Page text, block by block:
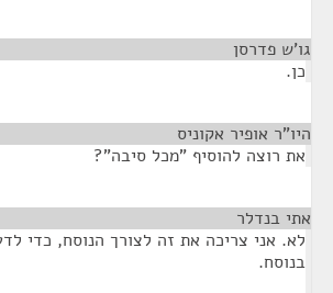
גו'ש פדרסן
כן.
היו"ר אופיר אקוניס
את רוצה להוסיף "מכל סיבה"?
אתי בנדלר
לא. אני צריכה את זה לצורך הנוסח, כדי
בנוסח.